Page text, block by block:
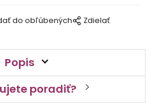
do obľúbených Zdielať
Popis
poradiť?